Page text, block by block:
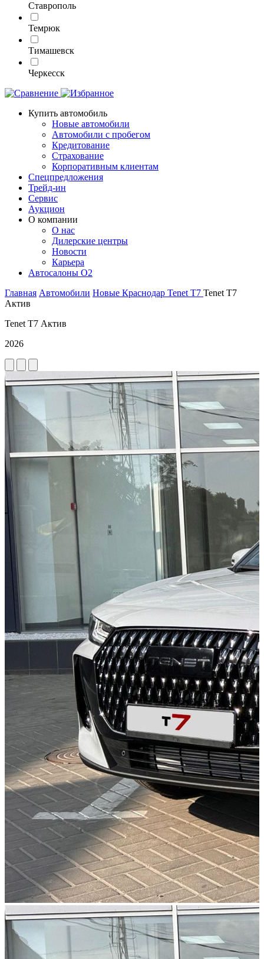
Ставрополь
Темрюк
Тимашевск
Черкесск
Купить автомобиль
Новые автомобили
Автомобили с пробегом
Кредитование
Страхование
Корпоративным клиентам
Спецпредложения
Трейд-ин
Сервис
Аукцион
О компании
О нас
Дилерские центры
Новости
Карьера
Автосалоны O2
Главная Автомобили Новые Краснодар Tenet T7 Tenet T7
Актив
Tenet T7 Актив
2026